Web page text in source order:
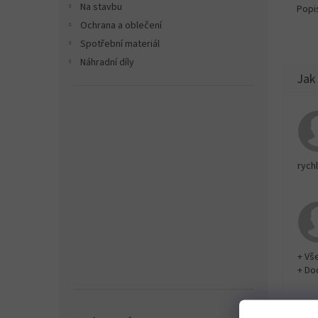
Na stavbu
Ochrana a oblečení
Spotřební materiál
Náhradní díly
+
+